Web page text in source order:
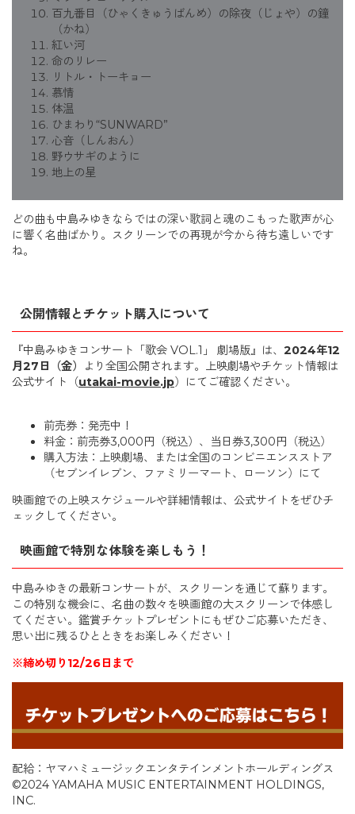
百九番目（ひゃくきゅうばんめ）の除夜（じょや）の鐘
（かね）
紅い河
命のリレー
リトル・トーキョー
慕情
体温
ひまわり“SUNWARD”
心音（しんおん）
野ウサギのように
地上の星
どの曲も中島みゆきならではの深い歌詞と魂のこもった歌声が心
に響く名曲ばかり。スクリーンでの再現が今から待ち遠しいです
ね。
公開情報とチケット購入について
『中島みゆきコンサート「歌会 VOL.1」 劇場版』は、 2024年12
月27日（金）
より全国公開されます。上映劇場やチケット情報は
公式サイト（utakai-movie.jp）にてご確認ください。
前売券：発売中！
料金：前売券3,000円（税込）、当日券3,300円（税込）
購入方法：上映劇場、または全国のコンビニエンスストア
（セブンイレブン、ファミリーマート、ローソン）にて
映画館での上映スケジュールや詳細情報は、公式サイトをぜひチ
ェックしてください。
映画館で特別な体験を楽しもう！
中島みゆきの最新コンサートが、スクリーンを通じて蘇ります。
この特別な機会に、名曲の数々を映画館の大スクリーンで体感し
てください。鑑賞チケットプレゼントにもぜひご応募いただき、
思い出に残るひとときをお楽しみください！
※締め切り12/26日まで
配給：ヤマハミュージックエンタテインメントホールディングス
©2024 YAMAHA MUSIC ENTERTAINMENT HOLDINGS,
INC.